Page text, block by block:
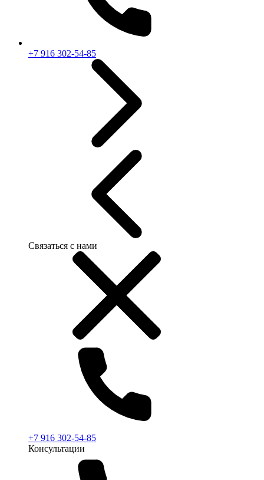
+7 916 302-54-85
Связаться с нами
+7 916 302-54-85
Консультации